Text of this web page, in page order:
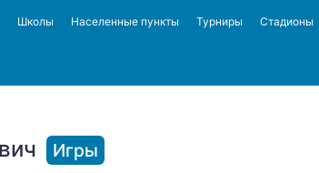
Школы Населенные пункты Турниры Стадионы
Игры